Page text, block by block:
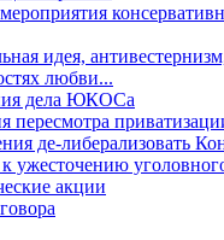
идея,
любви...
дела ЮКОСа
пересмотра
де-либерализовать
ужесточению
акции